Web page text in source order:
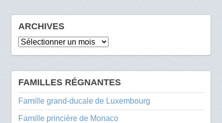
ARCHIVES
Archives
FAMILLES RÉGNANTES
Famille grand-ducale de Luxembourg
Famille princière de Monaco